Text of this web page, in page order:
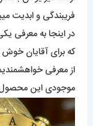
میشناسیم. نام آن
از اساطیر یونان
فریبندگی و ابدیت
در اینجا به معرفی
که برای آقایان
از معرفی
موجودی این محصول